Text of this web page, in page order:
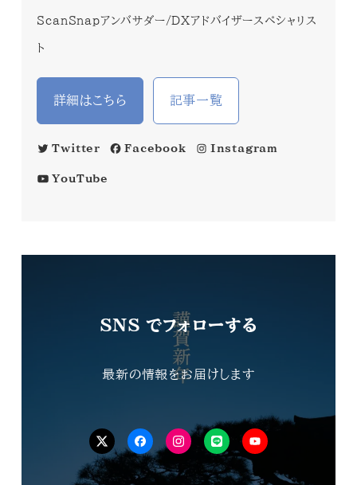
ScanSnapアンバサダー/DXアドバイザースペシャリス
ト
詳細はこちら 記事一覧
Twitter Facebook Instagram
YouTube
SNS でフォローする
最新の情報をお届けします
Tw FB isntaLINE YouTube